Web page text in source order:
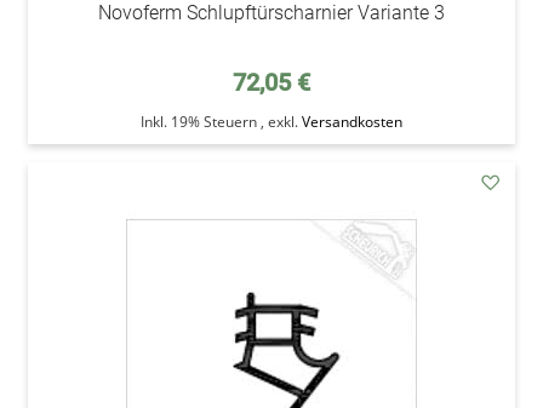
Novoferm Schlupftürscharnier Variante 3
72,05 €
Inkl. 19% Steuern , exkl.Versandkosten